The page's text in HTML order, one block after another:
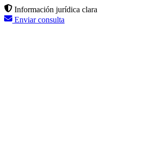
Información jurídica clara
Enviar consulta